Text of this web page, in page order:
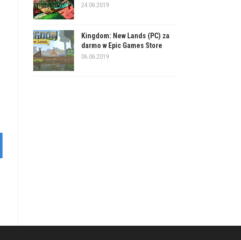
24.06.2019
Kingdom: New Lands (PC) za
darmo w Epic Games Store
06.06.2019